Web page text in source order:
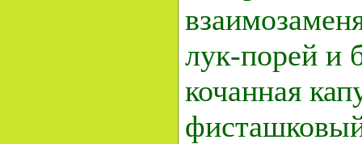
лук-порей и
кочанная